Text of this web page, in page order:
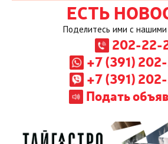
ЕСТЬ
Поделитесь ими с нашими
202-22-
+7 (391)
+7 (391)
Подать